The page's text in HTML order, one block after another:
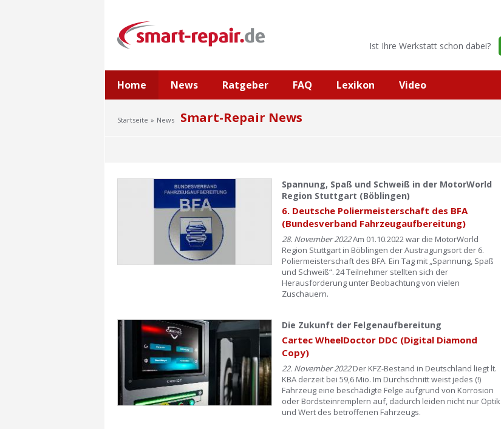
Ist Ihre Werkstatt schon dabei?
Home News Ratgeber FAQ Lexikon Video
Startseite News Smart-Repair News
Spannung, Spaß und Schweiß in der MotorWorld
Region Stuttgart (Böblingen)
6. Deutsche Poliermeisterschaft des BFA
(Bundesverband Fahrzeugaufbereitung)
28. November 2022Am 01.10.2022 war die MotorWorld
Region Stuttgart in Böblingen der Austragungsort der 6.
Poliermeisterschaft des BFA. Ein Tag mit „Spannung, Spaß
und Schweiß“. 24 Teilnehmer stellten sich der
Herausforderung unter Beobachtung von vielen
Zuschauern.
Die Zukunft der Felgenaufbereitung
Cartec WheelDoctor DDC (Digital Diamond
Copy)
22. November 2022Der KFZ-Bestand in Deutschland liegt lt.
KBA derzeit bei 59,6 Mio. Im Durchschnitt weist jedes (!)
Fahrzeug eine beschädigte Felge aufgrund von Korrosion
oder Bordsteinremplern auf, dadurch leiden nicht nur Optik
und Wert des betroffenen Fahrzeugs.